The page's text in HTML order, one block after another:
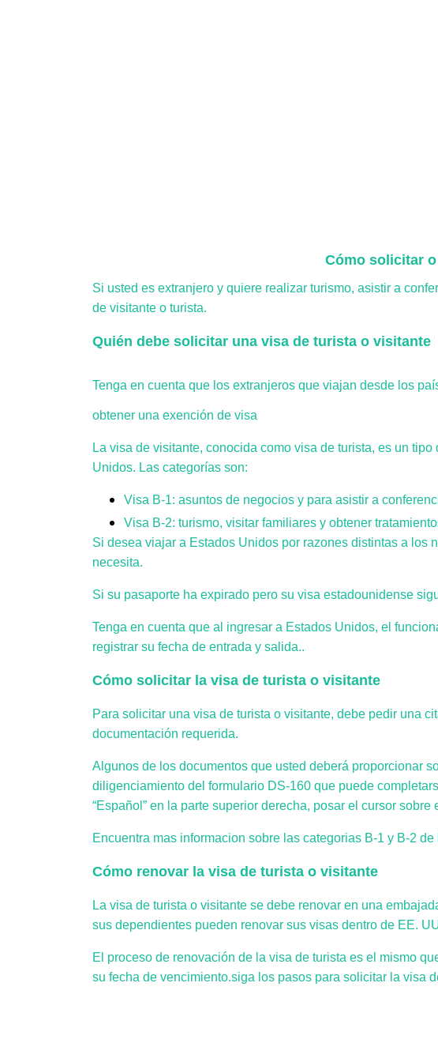
Cómo solicitar
Si usted es extranjero y quiere realizar turismo, asistir a
de visitante o turista.
Quién debe solicitar una visa de turista o visitante
Tenga en cuenta que los extranjeros que viajan desde los
obtener una exención de visa
La visa de visitante, conocida como visa de turista, es un
Unidos. Las categorías son:
Visa B-1: asuntos de negocios y para asistir a
Visa B-2: turismo, visitar familiares y obtener
Si desea viajar a Estados Unidos por razones distintas a los
necesita.
Si su pasaporte ha expirado pero su visa estadounidense
Tenga en cuenta que al ingresar a Estados Unidos, el
registrar su fecha de entrada y salida..
Cómo solicitar la visa de turista o visitante
Para solicitar una visa de turista o visitante, debe pedir una
documentación requerida.
Algunos de los documentos que usted deberá proporcionar
diligenciamiento del formulario DS-160 que puede
“Español” en la parte superior derecha, posar el cursor
Encuentra mas informacion sobre las categorias B-1 y B-2
Cómo renovar la visa de turista o visitante
La visa de turista o visitante se debe renovar en una
sus dependientes pueden renovar sus visas dentro de EE.
El proceso de renovación de la visa de turista es el mismo
su fecha de vencimiento.siga los pasos para solicitar la visa